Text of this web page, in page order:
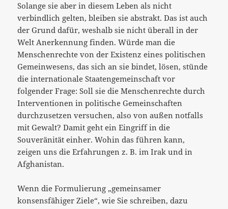
Solange sie aber in diesem Leben als nicht
verbindlich gelten, bleiben sie abstrakt. Das ist auch
der Grund dafür, weshalb sie nicht überall in der
Welt Anerkennung finden. Würde man die
Menschenrechte von der Existenz eines politischen
Gemeinwesens, das sich an sie bindet, lösen, stünde
die internationale Staatengemeinschaft vor
folgender Frage: Soll sie die Menschenrechte durch
Interventionen in politische Gemeinschaften
durchzusetzen versuchen, also von außen notfalls
mit Gewalt? Damit geht ein Eingriff in die
Souveränität einher. Wohin das führen kann,
zeigen uns die Erfahrungen z. B. im Irak und in
Afghanistan.
Wenn die Formulierung „gemeinsamer
konsensfähiger Ziele“, wie Sie schreiben, dazu